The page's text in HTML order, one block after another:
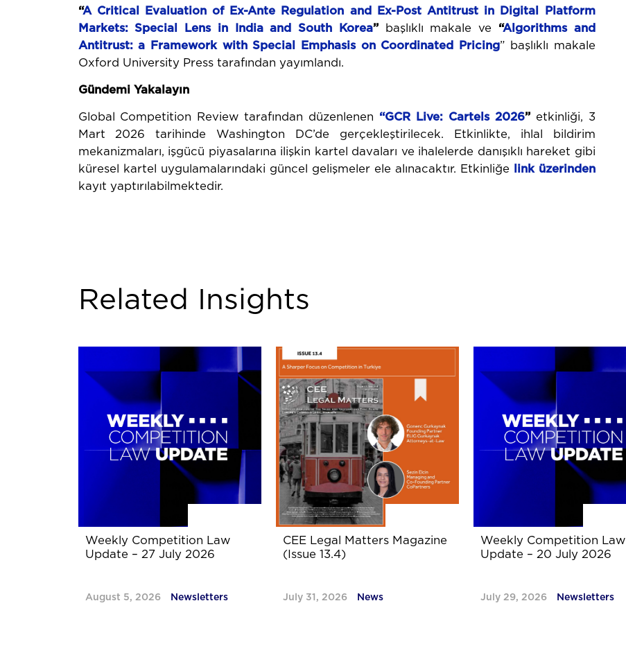
“A Critical Evaluation of Ex-Ante Regulation and Ex-Post Antitrust in Digital Platform
Markets: Special
Lens in India and South Korea”başlıklı makale ve “Algorithms
and
Antitrust: a Framework with Special Emphasis on Coordinated Pricing” başlıklı makale
Oxford University Press tarafından yayımlandı.
Gündemi Yakalayın
Global Competition Review tarafından düzenlenen “GCR Live: Cartels 2026” etkinliği, 3
Mart 2026 tarihinde Washington DC’de gerçekleştirilecek. Etkinlikte, ihlal bildirim
mekanizmaları, işgücü piyasalarına ilişkin kartel davaları ve ihalelerde danışıklı hareket gibi
küresel kartel uygulamalarındaki güncel gelişmeler ele alınacaktır. Etkinliğe
link üzerinden
kayıt yaptırılabilmektedir.
Related Insights
Weekly Competition Law
Update – 27 July 2026
August 5, 2026 Newsletters
CEE Legal Matters Magazine
(Issue 13.4)
July 31, 2026 News
Weekly Competition Law
Update – 20 July 2026
July 29, 2026 Newsletters